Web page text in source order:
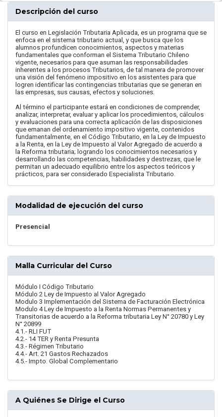
Descripción del curso
El curso en Legislación Tributaria Aplicada, es un programa que se
enfoca en el sistema tributario actual, y que busca que los
alumnos profundicen conocimientos, aspectos y materias
fundamentales que conforman el Sistema Tributario Chileno
vigente, necesarios para que asuman las responsabilidades
inherentes a los procesos Tributarios, de tal manera de promover
una visión del fenómeno impositivo en los asistentes para que
logren identificar las contingencias tributarias que se generan en
las empresas, sus causas, efectos y soluciones.
Al término el participante estará en condiciones de comprender,
analizar, interpretar, evaluar y aplicar los procedimientos, cálculos
y evaluaciones para una correcta aplicación de las disposiciones
que emanan del ordenamiento impositivo vigente, contenidos
fundamentalmente, en el Código Tributario, en la Ley de Impuesto
a la Renta, en la Ley de Impuesto al Valor Agregado de acuerdo a
la Reforma tributaria; logrando los conocimientos necesarios y
desarrollando las competencias, habilidades y destrezas, que le
permitan un adecuado equilibrio entre los aspectos teóricos y
prácticos, para ser considerado Especialista Tributario.
Modalidad de ejecución del curso
Presencial
Malla Curricular del Curso
Módulo I Código Tributario
Módulo 2 Ley de Impuesto al Valor Agregado
Modulo 3 Implementación del Sistema de Facturación Electrónica
Modulo 4 Ley de Impuesto a la Renta Normas Permanentes y
Transitorias de acuerdo a la Reforma tributaria Ley N° 20780 y Ley
N° 20899
4.1.- RLI FUT
4.2.- 14 TER y Renta Presunta
4.3.- Régimen Tributario
4.4.- Art. 21 Gastos Rechazados
4.5.- Impto. Global Complementario
A Quiénes Se Dirige el Curso